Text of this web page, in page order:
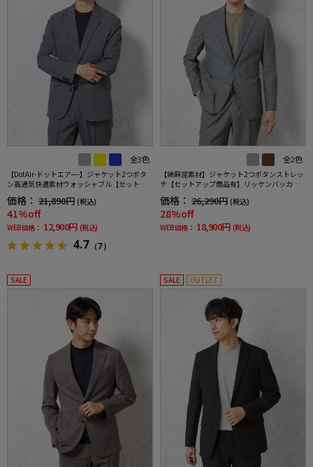
全3色
【DotAir-ドットエアー-】ジャケット2つボタ
ン高通気快適素材ウォッシャブル【セットア
ップ商品有】TOKYORUN
価格： 21,890円 (税込)
41%off
WEB価格： 12,900円 (税込)
4.7 （7）
全2色
【綿麻混素材】ジャケット2つボタンストレッ
チ【セットアップ商品有】リッケンバッカー
ブラック春夏
価格： 26,290円 (税込)
28%off
WEB価格： 18,900円 (税込)
SALE SALE OUTLET